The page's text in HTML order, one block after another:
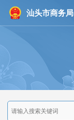
汕头市商务局